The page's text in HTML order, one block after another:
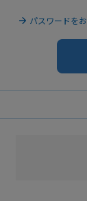
パスワードを